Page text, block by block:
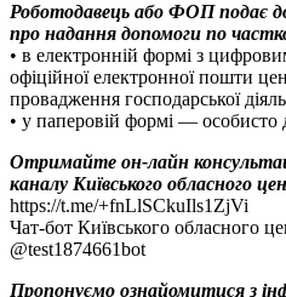
Роботодавець або ФОП подає
про надання допомоги по
• в електронній формі з
офіційної електронної пошти
провадження господарської
• у паперовій формі — особисто
Отримайте он-лайн
каналу Київського обласного
https://t.me/+fnLlSCkuIls1ZjVi
Чат-бот Київського обласного
@test1874661bot
Пропонуємо ознайомитися з